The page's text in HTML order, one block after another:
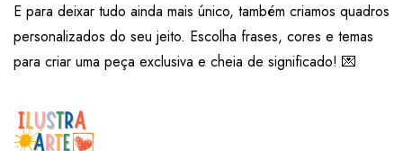
E para deixar tudo ainda mais único, também criamos quadros
personalizados do seu jeito. Escolha frases, cores e temas
para criar uma peça exclusiva e cheia de significado! 💌